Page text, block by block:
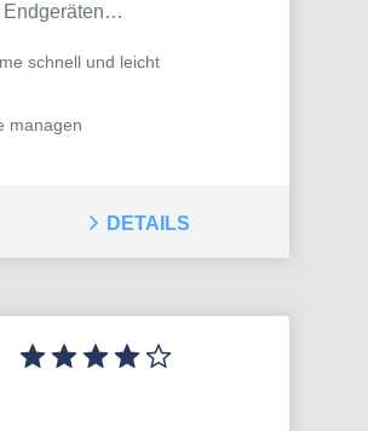
einen
bezahlen nur
wir
schnell und leicht
managen
DETAILS